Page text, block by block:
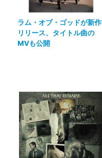
ラム・オブ・ゴッドが新作
リリース、タイトル曲の
MVも公開